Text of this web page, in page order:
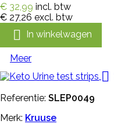
€ 32,99 incl. btw
€ 27,26 excl. btw
 In winkelwagen
Meer

Referentie: SLEP0049
Merk: Kruuse